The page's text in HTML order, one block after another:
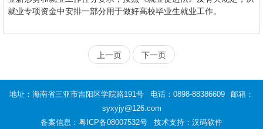
就业专项资金中安排一部分用于做好高校毕业生就业工作。
上一页 下一页
地址：海南省三亚市吉阳区学院路191号 电话：0898-88386609
邮箱：
syxyjy@126.com
备案信息：粤ICP备08007532号 技术支持：汉码软件